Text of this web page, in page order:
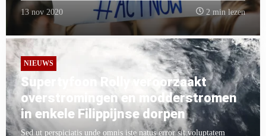
13 nov 2020 2 min lezen
NIEUWS
Supertyfoon Rolly veroorzaakt
overstromingen en modderstromen
in enkele Filippijnse dorpen
Sed ut perspiciatis unde omnis iste natus error sit voluptatem